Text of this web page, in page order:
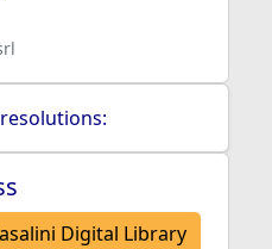
Digital Library